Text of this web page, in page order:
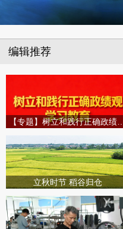
编辑推荐
立秋时节 稻谷归仓